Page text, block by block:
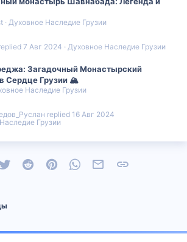
где они показывают свои
и конкурентоспособность.
черты: Помимо необычного носа и
у ориентальных кошек также узкие и
что придает им грациозность и
оказались не только уникальными и
но и обладают захватывающей историей.
в Таиланде, они завоевали сердца
и продолжают покорять их своими
Духовное Наследие Грузии
Духовное Наследие Грузии
7 Авг 2024
Загадочный Монастырский
Сердце Грузии 🏔
Наследие Грузии
Грузии
16 Авг 2024
Twitter Reddit PinterestWhatsAppЭлектронная почта